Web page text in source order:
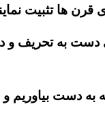
ها تثبیت
دست به تحریف
دست بیاوریم و